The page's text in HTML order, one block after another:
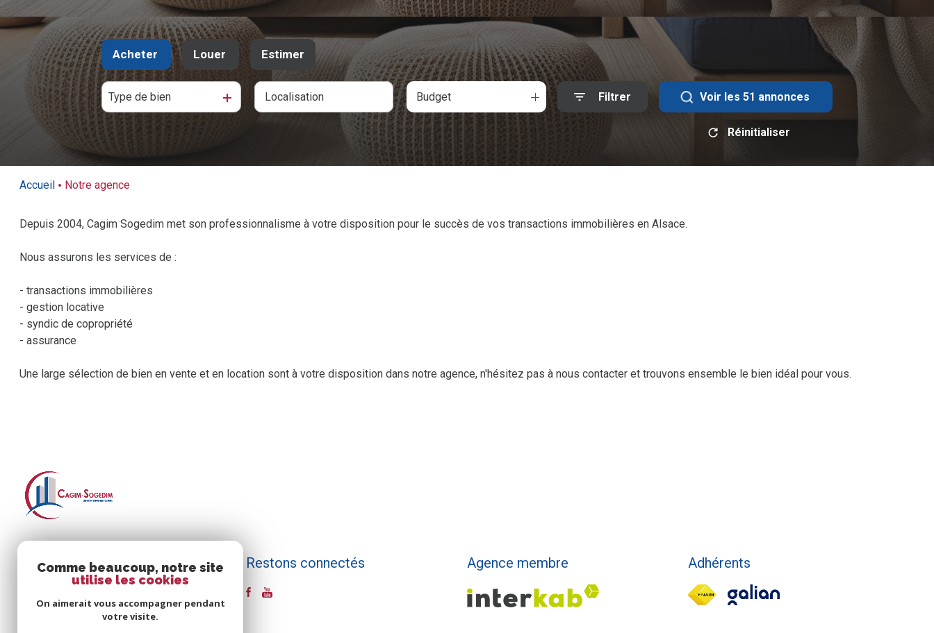
Acheter
De l'ancien
Louer
à l'année
Estimer
Type de bien Budget Filtrer Voir les 51 annonces
Réinitialiser
Accueil Notre agence
Depuis 2004, Cagim Sogedim met son professionnalisme à votre disposition pour le succès de vos transactions immobilières en Alsace.
Nous assurons les services de :
- transactions immobilières
- gestion locative
- syndic de copropriété
- assurance
Une large sélection de bien en vente et en location sont à votre disposition dans notre agence, n'hésitez pas à nous contacter et trouvons ensemble le bien idéal pour vous.
Cagim Sogedim
contact@cagim-sogedim.fr
Restons connectés Agence membre Adhérents
Comme beaucoup, notre site
utilise les cookies
On aimerait vous accompagner pendant
votre visite.